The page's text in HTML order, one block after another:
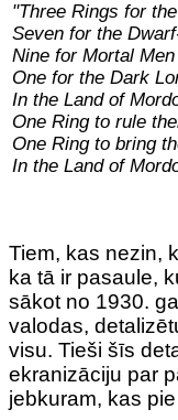
"Three Rings for
Seven for the
Nine for Mortal
One for the Dark
In the Land of
One Ring to rule
One Ring to bring
In the Land of
Tiem, kas nezin,
ka tā ir pasaule,
sākot no 1930.
valodas,
visu. Tieši šīs
ekranizāciju par
jebkuram, kas